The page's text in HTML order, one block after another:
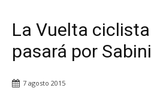
La Vuelta
pasará por
7 agosto 2015